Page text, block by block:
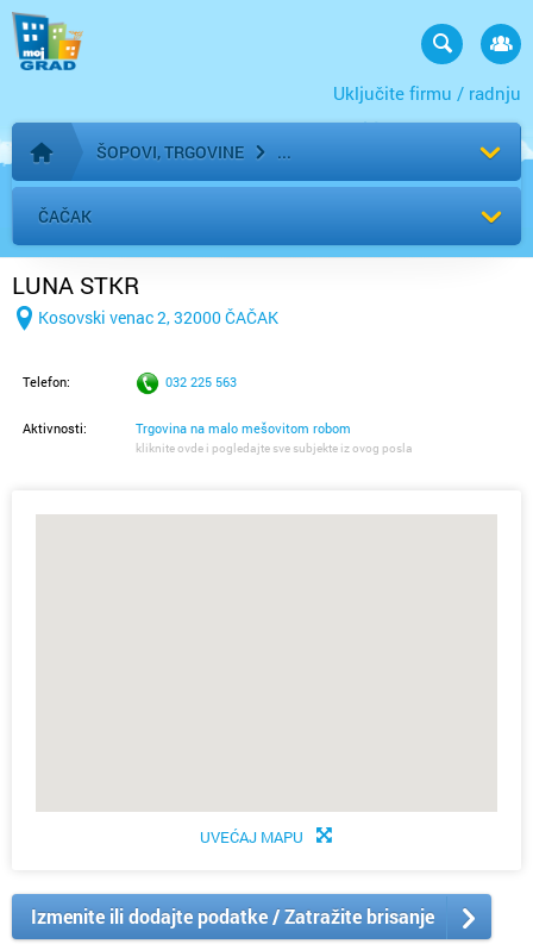
Uključite firmu / radnju
Početna stranica
ŠOPOVI, TRGOVINE
ČAČAK
LUNA STKR
Kosovski venac 2, 32000 ČAČAK
Telefon: 032 225 563
Aktivnosti: Trgovina na malo mešovitom robom
kliknite ovde i pogledajte sve subjekte iz ovog posla
UVEĆAJ MAPU
Izmenite ili dodajte podatke / Zatražite brisanje